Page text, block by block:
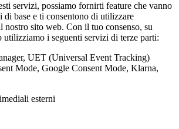
servizi, possiamo fornirti feature che vanno
di base e ti consentono di utilizzare
nostro sito web. Con il tuo consenso, su
utilizziamo i seguenti servizi di terze parti:
UET (Universal Event Tracking)
Mode, Google Consent Mode, Klarna,
esterni